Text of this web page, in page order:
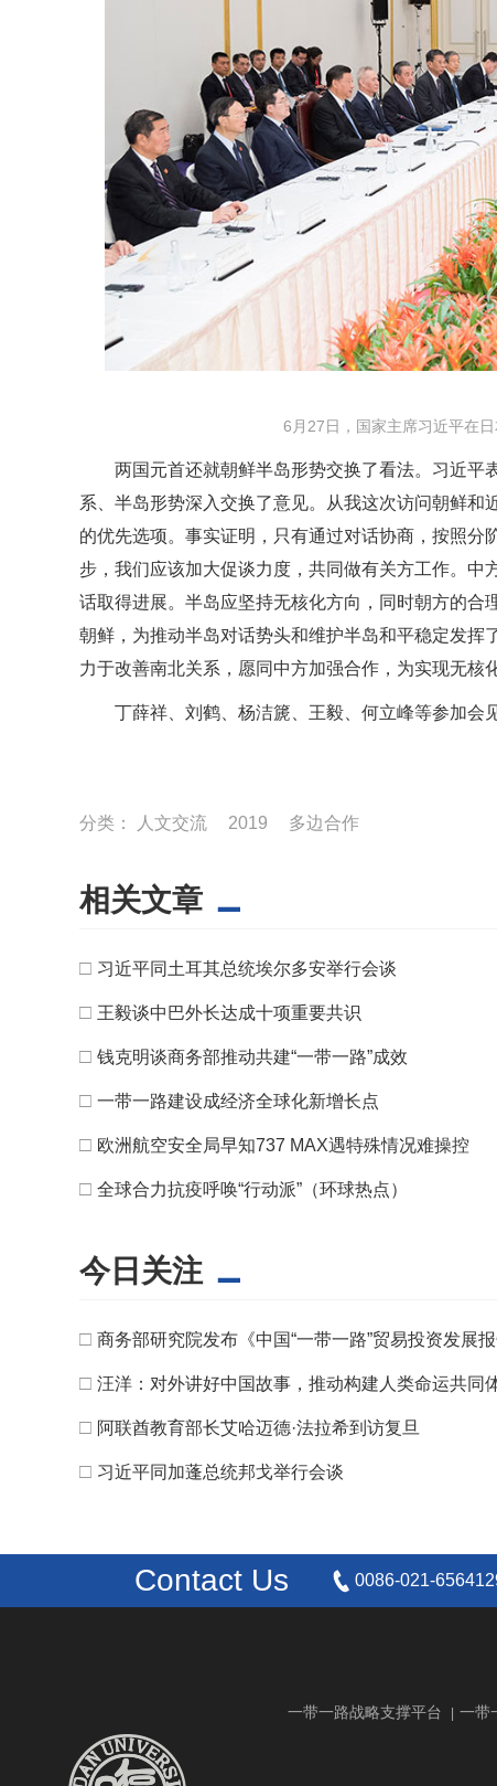
6月27日，国家主席习近平在
两国元首还就朝鲜半岛形势交换了看法。习近平
系、半岛形势深入交换了意见。从我这次访问朝鲜
的优先选项。事实证明，只有通过对话协商，按照
步，我们应该加大促谈力度，共同做有关方工作。
话取得进展。半岛应坚持无核化方向，同时朝方的合
朝鲜，为推动半岛对话势头和维护半岛和平稳定发
力于改善南北关系，愿同中方加强合作，为实现无核
丁薛祥、刘鹤、杨洁篪、王毅、何立峰等参加会见
分类： 人文交流 2019 多边合作
相关文章
□ 习近平同土耳其总统埃尔多安举行会谈
□ 王毅谈中巴外长达成十项重要共识
□ 钱克明谈商务部推动共建“一带一路”成效
□ 一带一路建设成经济全球化新增长点
□ 欧洲航空安全局早知737 MAX遇特殊情况难操控
□ 全球合力抗疫呼唤“行动派”（环球热点）
今日关注
□ 商务部研究院发布《中国“一带一路”贸易投资发展
□ 汪洋：对外讲好中国故事，推动构建人类命运共同
□ 阿联酋教育部长艾哈迈德·法拉希到访复旦
□ 习近平同加蓬总统邦戈举行会谈
Contact Us 0086-021-
一带一路战略支撑平台 一带